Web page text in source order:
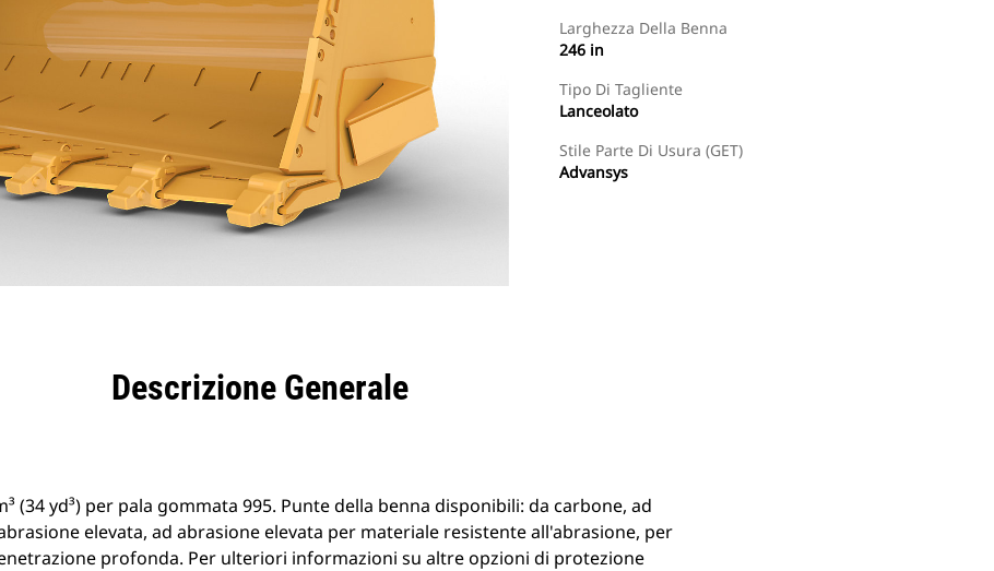
Larghezza Della Benna
246 in
Tipo Di Tagliente
Lanceolato
Stile Parte Di Usura (GET)
Advansys
Descrizione Generale
(34 yd³) per pala gommata 995. Punte della benna disponibili: da carbone, ad
elevata, ad abrasione elevata per materiale resistente all'abrasione, per
profonda. Per ulteriori informazioni su altre opzioni di protezione